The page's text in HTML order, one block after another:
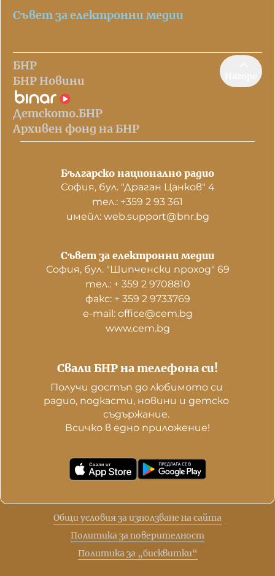
Съвет за електронни медии
БНР
БНР Новини
Детското.БНР
Архивен фонд на БНР
Българско национално радио
София, бул. "Драган Цанков" 4
тел.: +359 2 93 361
имейл: web.support@bnr.bg
Свали БНР на телефона си!
Получи достъп до любимото си
радио, подкасти, новини и детско
съдържание.
Всичко в едно приложение!
Съвет за електронни медии
София, бул. "Шипченски проход" 69
тел.: + 359 2 9708810
факс: + 359 2 9733769
е-mail: office@cem.bg
www.cem.bg
Общи условия за използване на сайта
Политика за поверителност
Политика за „бисквитки“